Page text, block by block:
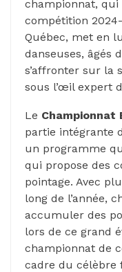
championnat, qui
compétition
Québec, met en
danseuses, âgés
s’affronter sur la
sous l’œil expert
Le Championnat
partie intégrante
un programme
qui propose des
pointage. Avec
long de l’année,
accumuler des
lors de ce grand
championnat de
cadre du célèbre